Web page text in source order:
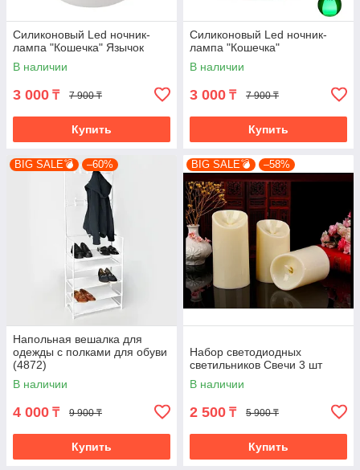
Силиконовый Led ночник-
лампа "Кошечка" Язычок
В наличии
3 000 ₸ 7 900 ₸
Купить
Силиконовый Led ночник-
лампа "Кошечка"
В наличии
3 000 ₸ 7 900 ₸
Купить
BIG SALE💣 –60%
Напольная вешалка для
одежды с полками для обуви
(4872)
В наличии
4 000 ₸ 9 900 ₸
Купить
BIG SALE💣 –58%
Набор светодиодных
светильников Свечи 3 шт
В наличии
2 500 ₸ 5 900 ₸
Купить